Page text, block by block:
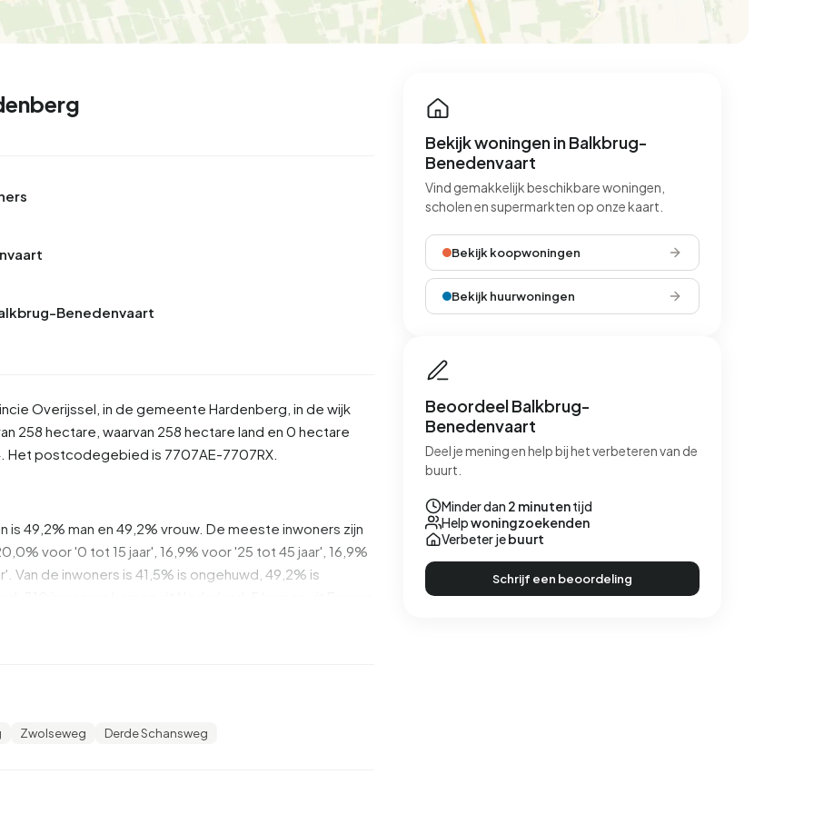
Benedenvaart
Overijssel , in de gemeente Hardenberg , in de wijk
258 hectare, waarvan 258 hectare land en 0 hectare
Het postcodegebied is 7707AE-7707RX.
49,2% man en 49,2% vrouw. De meeste inwoners zijn
voor '0 tot 15 jaar', 16,9% voor '25 tot 45 jaar', 16,9%
Van de inwoners is 41,5% is ongehuwd, 49,2% is
Het gemiddelde inkomen per
zijn middelbaar opgeleid. 60,0% heeft
Zwolseweg Derde Schansweg
Bekijk woningen in Balkbrug-
Benedenvaart
Vind gemakkelijk beschikbare woningen,
scholen en supermarkten op onze kaart.
Bekijk koopwoningen
Bekijk huurwoningen
Beoordeel Balkbrug-
Benedenvaart
Deel je mening en help bij het verbeteren van de
buurt.
Minder dan 2 minutentijd
Helpwoningzoekenden
Verbeter jebuurt
Schrijf een beoordeling